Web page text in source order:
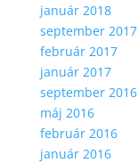
január 2018
september 2017
február 2017
január 2017
september 2016
máj 2016
február 2016
január 2016